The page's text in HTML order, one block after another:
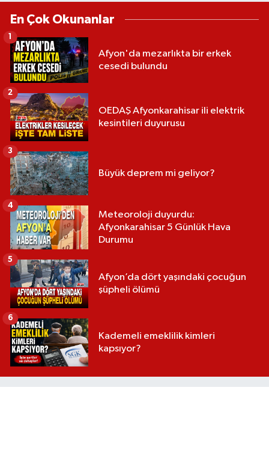
En Çok Okunanlar
Afyon'da mezarlıkta bir erkek
cesedi bulundu
1
OEDAŞ Afyonkarahisar ili elektrik
kesintileri duyurusu
2
Büyük deprem mi geliyor?
3
Meteoroloji duyurdu:
Afyonkarahisar 5 Günlük Hava
Durumu
4
Afyon’da dört yaşındaki çocuğun
şüpheli ölümü
5
Kademeli emeklilik kimleri
kapsıyor?
6